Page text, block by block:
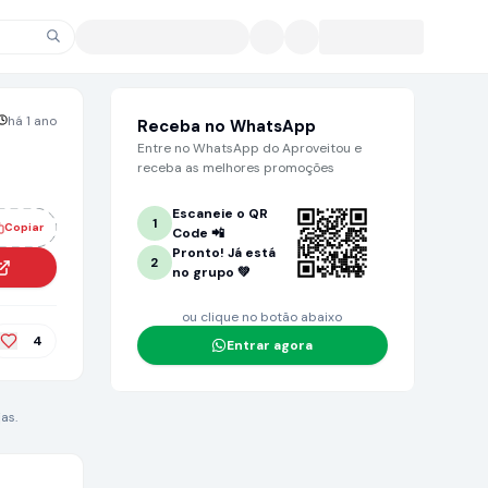
há 1 ano
Copiar
4
Receba no WhatsApp
Entre no WhatsApp do Aproveitou e
receba as melhores promoções
1
Escaneie o QR
Code 📲
2
Pronto! Já está
no grupo 💚
ou clique no botão abaixo
Entrar agora